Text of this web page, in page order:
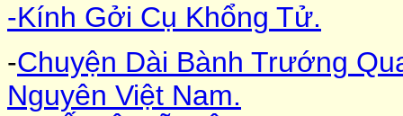
-Kính Gởi Cụ Khổng Tử.
-Chuyện Dài Bành Trướng
Nguyên Việt Nam.